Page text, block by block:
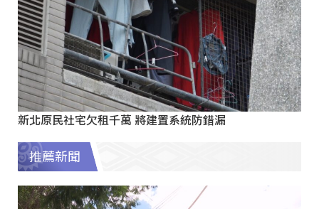
新北原民社宅欠租千萬 將建置系統防錯漏
推薦新聞